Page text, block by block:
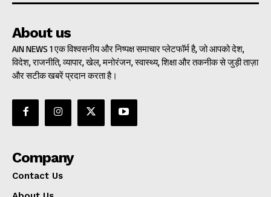
About us
AIN NEWS 1 एक विश्वसनीय और निष्पक्ष समाचार प्लेटफॉर्म है, जो आपको देश,
विदेश, राजनीति, व्यापार, खेल, मनोरंजन, स्वास्थ्य, शिक्षा और तकनीक से जुड़ी ताज़ा
और सटीक खबरें प्रदान करता है।
Company
Contact Us